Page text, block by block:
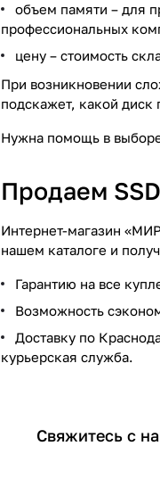
объем памяти – для
профессиональных
цену – стоимость
При возникновении
подскажет, какой диск
Нужна помощь в
Продаем
Интернет-магазин
нашем каталоге и
Гарантию на все
Возможность
Доставку по
курьерская служба.
Свяжитесь с